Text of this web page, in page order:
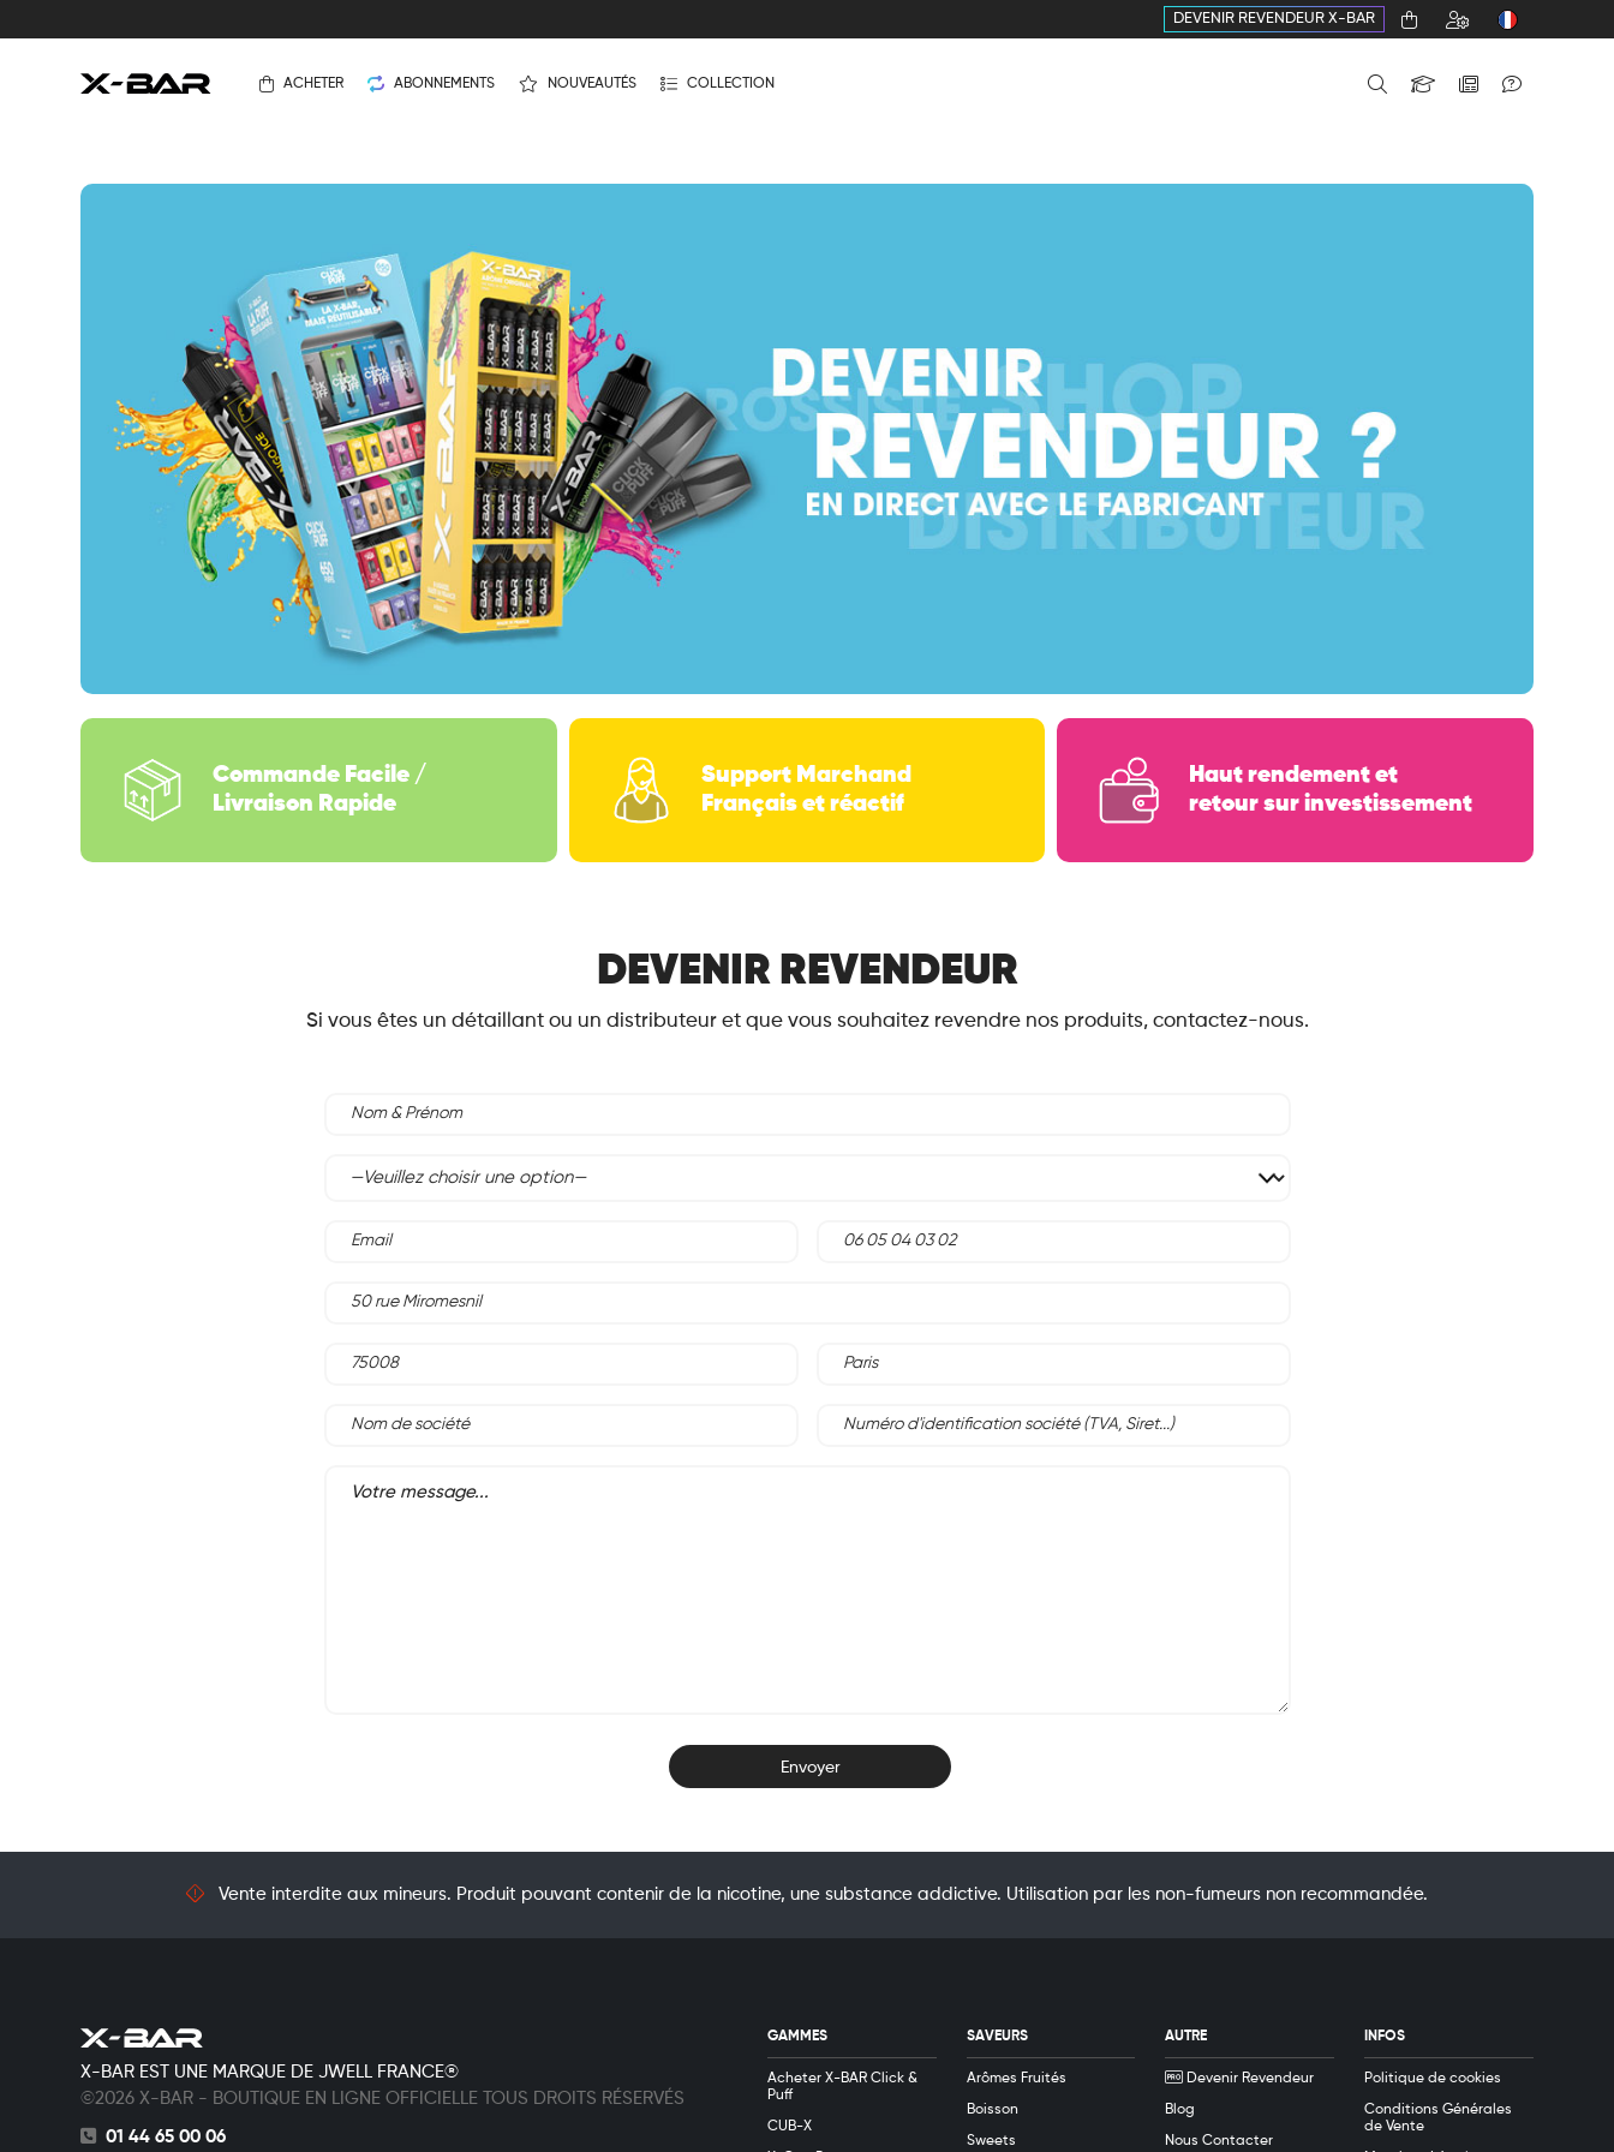
DEVENIR REVENDEUR X-BAR
ACHETER ABONNEMENTS NOUVEAUTÉS COLLECTION
Commande Facile /
Livraison Rapide
Support Marchand
Français et réactif
Haut rendement et
retour sur investissement
DEVENIR REVENDEUR
Si vous êtes un détaillant ou un distributeur et que vous souhaitez revendre nos produits, contactez-nous.
Vente interdite aux mineurs. Produit pouvant contenir de la nicotine, une substance addictive. Utilisation par les non-fumeurs non recommandée.
X-BAR EST UNE MARQUE DE JWELL FRANCE®
©2026 X-BAR - BOUTIQUE EN LIGNE OFFICIELLE TOUS DROITS RÉSERVÉS
01 44 65 00 06
GAMMES
Acheter X-BAR Click &
Puff
CUB-X
SAVEURS
Arômes Fruités
Boisson
Sweets
AUTRE
Devenir Revendeur
Blog
Nous Contacter
INFOS
Politique de cookies
Conditions Générales
de Vente